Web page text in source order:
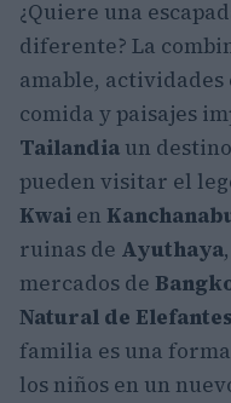
¿Quiere una
diferente? La
amable, actividades
comida y paisajes
Tailandia un
pueden visitar el
Kwai en
ruinas de Ayuthaya
mercados de
Natural de
familia es una
los niños en un